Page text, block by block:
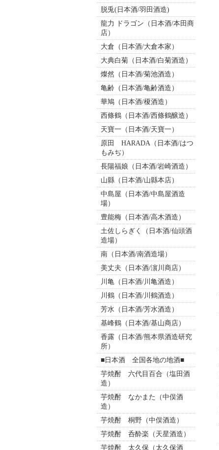
脱兎(日本酒/羽田酒造)
龍力 ドラゴン（日本酒/本田商
店）
大倉（日本酒/大倉本家）
大典白菊（日本酒/白菊酒造）
燦然（日本酒/菊池酒造）
亀齢（日本酒/亀齢酒造）
華鳩（日本酒/榎酒造）
西條鶴（日本酒/西條鶴醸造）
天寶一（日本酒/天寶一）
原田 HARADA（日本酒/はつ
もみぢ）
長陽福娘（日本酒/岩崎酒造）
山縣（日本酒/山縣本店）
中島屋（日本酒/中島屋酒造
場）
豊能梅（日本酒/高木酒造）
土佐しらぎく（日本酒/仙頭酒
造場）
南（日本酒/南酒造場）
美丈夫（日本酒/濵川商店）
川亀（日本酒/川亀酒造）
川鶴（日本酒/川鶴酒造）
芳水（日本酒/芳水酒造）
基峰鶴（日本酒/基山商店）
香露（日本酒/熊本県酒造研究
所）
■日本酒 全国各地の地酒■
芋焼酎 六代目百合（塩田酒
造）
芋焼酎 なかまた（中俣酒
造）
芋焼酎 桐野（中俣酒造）
芋焼酎 呑酔楽（天星酒造）
芋焼酎 太久保（太久保酒